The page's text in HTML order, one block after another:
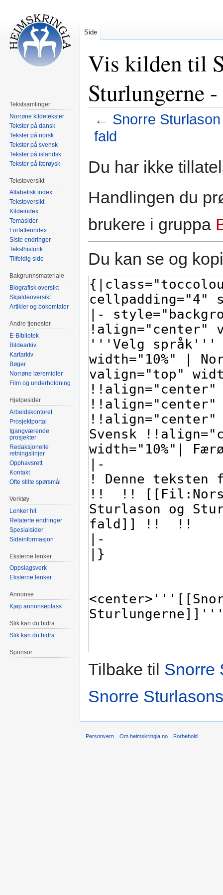
Vis kilden til
Sturlungerne
← Snorre
fald
Du har ikke
Handlingen du
brukere i gruppa
Du kan se og
Tilbake til Snorre
Snorre
Side
Tekstsamlinger
Norrøne kildetekster
Tekster på dansk
Tekster på norsk
Tekster på svensk
Tekster på islandsk
Tekster på færøysk
Tekstoversikt
Alfabetisk index
Tekstoversikt
Kildeindex
Temasider
Forfatterindex
Siste endringer
Teksthistorik
Tilfeldig side
Bakgrunnsmateriale
Biografisk oversikt
Skjaldeoversikt
Artikler og bokomtaler
Andre tjenester
E-Bibliotek
Bildearkiv
Kartarkiv
Bøger
Norrøne læremidler
Film og underholdning
Hjelpesider
Arbeidskontoret
Prosjektportal
Igangværende
prosjekter
Redaksjonelle
retningslinjer
Opphavsrett
Kontakt
Ofte stilte spørsmål
Verktøy
Lenker hit
Relaterte endringer
Spesialsider
Sideinformasjon
Eksterne lenker
Oppslagsverk
Eksterne lenker
Annonse
Kjøp annonseplass
Slik kan du bidra
Slik kan du bidra
Sponsor
Personvern Om heimskringla.no Forbehold